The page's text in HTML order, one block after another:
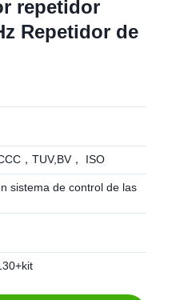
repetidor
Repetidor de
，TUV,BV， ISO
sistema de control de las